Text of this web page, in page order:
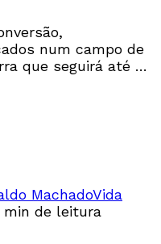
num campo de
que seguirá até o
MachadoVida
min de leitura